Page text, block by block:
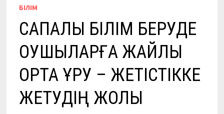
БІЛІМ
САПАЛЫ БІЛІМ БЕРУДЕ
ОҚУШЫЛАРҒА ЖАЙЛЫ
ОРТА ҚҰРУ – ЖЕТІСТІККЕ
ЖЕТУДІҢ ЖОЛЫ